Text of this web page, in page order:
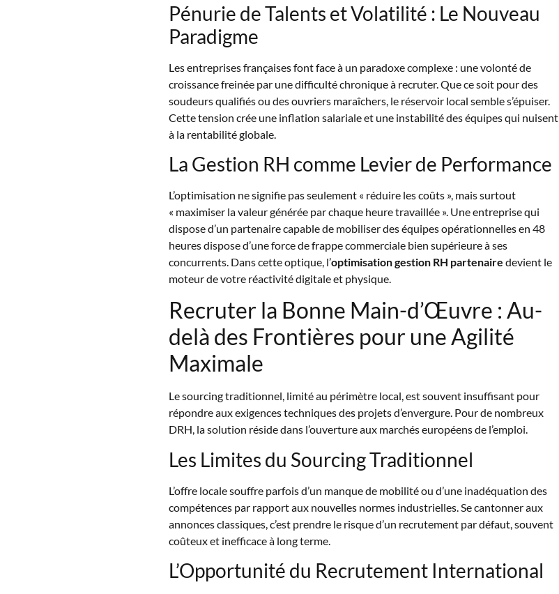
Pénurie de Talents et Volatilité : Le Nouveau
Paradigme
Les entreprises françaises font face à un paradoxe complexe : une volonté de
croissance freinée par une difficulté chronique à recruter. Que ce soit pour des
soudeurs qualifiés ou des ouvriers maraîchers, le réservoir local semble s’épuiser.
Cette tension crée une inflation salariale et une instabilité des équipes qui nuisent
à la rentabilité globale.
La Gestion RH comme Levier de Performance
L’optimisation ne signifie pas seulement « réduire les coûts », mais surtout
« maximiser la valeur générée par chaque heure travaillée ». Une entreprise qui
dispose d’un partenaire capable de mobiliser des équipes opérationnelles en 48
heures dispose d’une force de frappe commerciale bien supérieure à ses
concurrents. Dans cette optique, l’optimisation gestion RH partenaire devient le
moteur de votre réactivité digitale et physique.
Recruter la Bonne Main-d’Œuvre : Au-
delà des Frontières pour une Agilité
Maximale
Le sourcing traditionnel, limité au périmètre local, est souvent insuffisant pour
répondre aux exigences techniques des projets d’envergure. Pour de nombreux
DRH, la solution réside dans l’ouverture aux marchés européens de l’emploi.
Les Limites du Sourcing Traditionnel
L’offre locale souffre parfois d’un manque de mobilité ou d’une inadéquation des
compétences par rapport aux nouvelles normes industrielles. Se cantonner aux
annonces classiques, c’est prendre le risque d’un recrutement par défaut, souvent
coûteux et inefficace à long terme.
L’Opportunité du Recrutement International